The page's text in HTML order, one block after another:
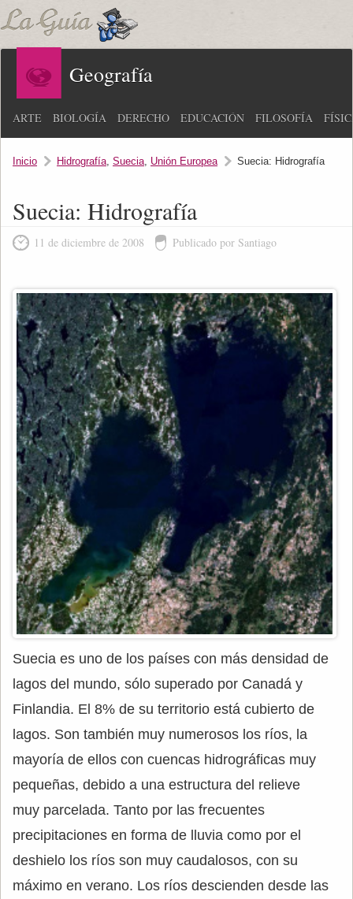
Geografía
ARTE BIOLOGÍA DERECHO EDUCACIÓN FILOSOFÍA
Inicio Hidrografía, Suecia, Unión Europea Suecia: Hidrografía
Suecia: Hidrografía
11 de diciembre de 2008 Publicado por Santiago
Suecia es uno de los países con más densidad de
lagos del mundo, sólo superado por Canadá y
Finlandia. El 8% de su territorio está cubierto de
lagos. Son también muy numerosos los ríos, la
mayoría de ellos con cuencas hidrográficas muy
pequeñas, debido a una estructura del relieve
muy parcelada. Tanto por las frecuentes
precipitaciones en forma de lluvia como por el
deshielo los ríos son muy caudalosos, con su
máximo en verano. Los ríos descienden desde las